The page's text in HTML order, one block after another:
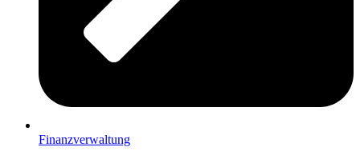
Finanzverwaltung